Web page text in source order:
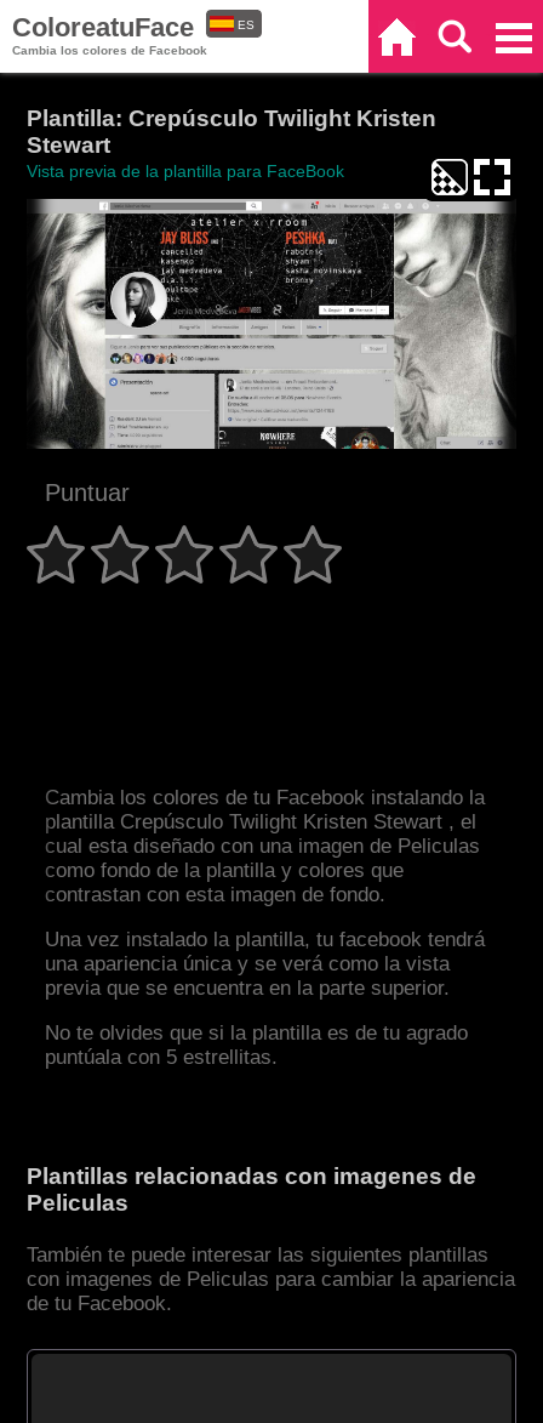
ColoreatuFace
Cambia los colores de Facebook
ES
Plantilla: Crepúsculo Twilight Kristen
Stewart
Vista previa de la plantilla para FaceBook
Puntuar
Cambia los colores de tu Facebook instalando la
plantilla Crepúsculo Twilight Kristen Stewart , el
cual esta diseñado con una imagen de Peliculas
como fondo de la plantilla y colores que
contrastan con esta imagen de fondo.
Una vez instalado la plantilla, tu facebook tendrá
una apariencia única y se verá como la vista
previa que se encuentra en la parte superior.
No te olvides que si la plantilla es de tu agrado
puntúala con 5 estrellitas.
Plantillas relacionadas con imagenes de
Peliculas
También te puede interesar las siguientes plantillas
con imagenes de Peliculas para cambiar la apariencia
de tu Facebook.